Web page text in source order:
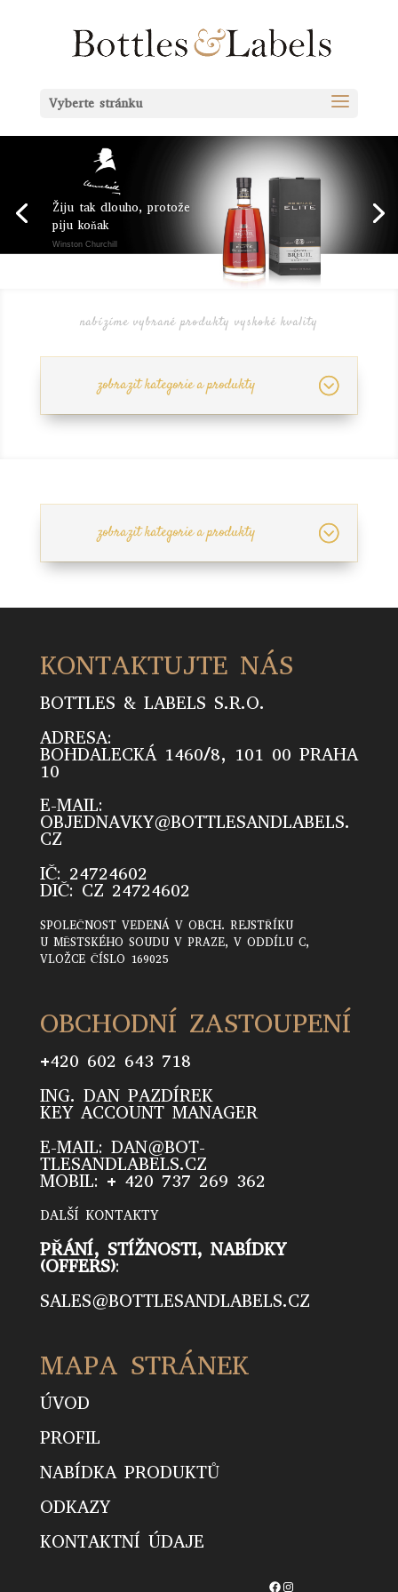
Vyberte stránku
Žiju tak dlouho, protože
piju koňak
Winston Churchill
nabízíme vybrané produkty vyskoké kvality
zobrazit kategorie a produkty
zobrazit kategorie a produkty
KONTAKTUJTE NÁS
BOTTLES & LABELS S.R.O.
ADRESA:
BOHDALECKÁ 1460/8, 101 00 PRAHA
10
E-MAIL:
OBJEDNAVKY@BOTTLESANDLABELS.
CZ
IČ: 24724602
DIČ: CZ 24724602
SPOLEČNOST VEDENÁ V OBCH. REJSTŘÍKU
U MĚSTSKÉHO SOUDU V PRAZE, V ODDÍLU C,
VLOŽCE ČÍSLO 169025
OBCHODNÍ ZASTOUPENÍ
+420 602 643 718
ING. DAN PAZDÍREK
KEY ACCOUNT MANAGER
E-MAIL: DAN@BOT­
TLESANDLABELS­.CZ
MOBIL: + 420 737 269 362
DALŠÍ KONTAKTY
PŘÁNÍ, STÍŽNOSTI, NABÍDKY
(OFFERS):
SALES@BOT­TLESANDLABELS­.CZ
MAPA STRÁNEK
ÚVOD
PROFIL
NABÍDKA PRODUKTŮ
ODKAZY
KONTAKTNÍ ÚDAJE
FACEBOOK
INSTAGRAM